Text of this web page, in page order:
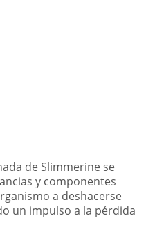
de Slimmerine se
y componentes
a deshacerse
un impulso a la pérdida